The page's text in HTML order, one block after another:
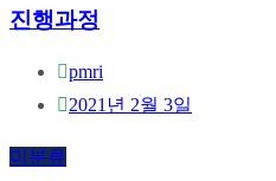
진행과정
pmri
2021년 2월 3일
미분류